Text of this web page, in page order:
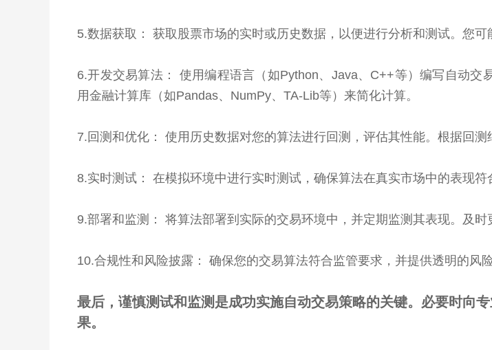
5.数据获取： 获取股票市场的实时或历史数据，以便进行分析和测试。您
6.开发交易算法： 使用编程语言（如Python、Java、C++等）编写自动
用金融计算库（如Pandas、NumPy、TA-Lib等）来简化计算。
7.回测和优化： 使用历史数据对您的算法进行回测，评估其性能。根据回
8.实时测试： 在模拟环境中进行实时测试，确保算法在真实市场中的表现符
9.部署和监测： 将算法部署到实际的交易环境中，并定期监测其表现。及时
10.合规性和风险披露： 确保您的交易算法符合监管要求，并提供透明的风
最后，谨慎测试和监测是成功实施自动交易策略的关键。必要时向
果。